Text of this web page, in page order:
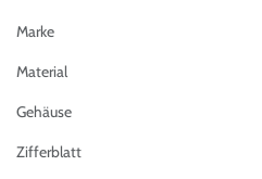
Marke
Material
Gehäuse
Zifferblatt